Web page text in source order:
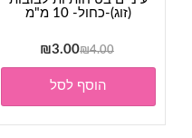
(זוג)-כחול- 10 מ"מ
₪4.00
המחיר
המקורי
היה:
₪4.00.
₪3.00
הנוכחי
₪3.00.
הוסף לסל